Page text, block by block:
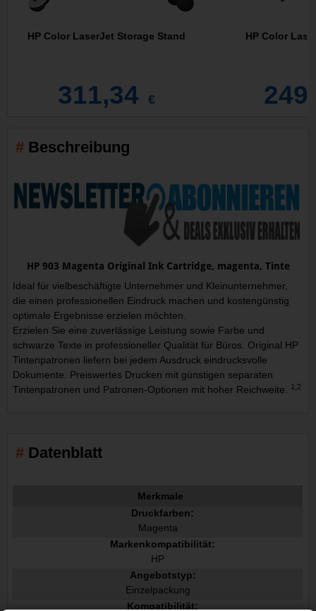
HP Color LaserJet Storage Stand
311,34 €
HP Color
Beschreibung
HP 903 Magenta Original Ink Cartridge, magenta, Tinte
Ideal für vielbeschäftigte Unternehmer und Kleinunternehmer,
die einen professionellen Eindruck machen und kostengünstig
optimale Ergebnisse erzielen möchten.
Erzielen Sie eine zuverlässige Leistung sowie Farbe und
schwarze Texte in professioneller Qualität für Büros. Original HP
Tintenpatronen liefern bei jedem Ausdruck eindrucksvolle
Dokumente. Preiswertes Drucken mit günstigen separaten
Tintenpatronen und Patronen-Optionen mit hoher Reichweite.
1,2
Datenblatt
Merkmale
Druckfarben:
Magenta
Markenkompatibilität:
HP
Angebotstyp:
Einzelpackung
Kompatibilität: